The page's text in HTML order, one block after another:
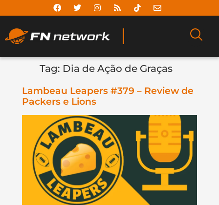
Tag: Dia de Ação de Graças
Lambeau Leapers #379 – Review de
Packers e Lions